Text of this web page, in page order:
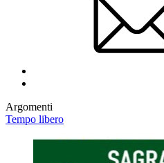
Argomenti
Tempo libero